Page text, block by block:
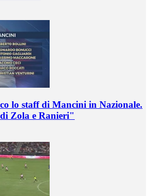
lo staff di Mancini in Nazionale.
Zola e Ranieri"